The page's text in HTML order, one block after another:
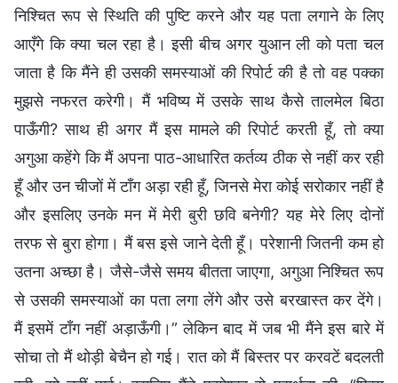
निश्चित रूप से स्थिति की पुष्टि करने और यह पता लगाने के लिए
आएँगे कि क्या चल रहा है। इसी बीच अगर युआन ली को पता चल
जाता है कि मैंने ही उसकी समस्याओं की रिपोर्ट की है तो वह पक्का
मुझसे नफरत करेगी। मैं भविष्य में उसके साथ कैसे तालमेल बिठा
पाऊँगी? साथ ही अगर मैं इस मामले की रिपोर्ट करती हूँ, तो क्या
अगुआ कहेंगे कि मैं अपना पाठ-आधारित कर्तव्य ठीक से नहीं कर रही
हूँ और उन चीजों में टाँग अड़ा रही हूँ, जिनसे मेरा कोई सरोकार नहीं है
और इसलिए उनके मन में मेरी बुरी छवि बनेगी? यह मेरे लिए दोनों
तरफ से बुरा होगा। मैं बस इसे जाने देती हूँ। परेशानी जितनी कम हो
उतना अच्छा है। जैसे-जैसे समय बीतता जाएगा, अगुआ निश्चित रूप
से उसकी समस्याओं का पता लगा लेंगे और उसे बरखास्त कर देंगे।
मैं इसमें टॉंग नहीं अड़ाऊँगी।” लेकिन बाद में जब भी मैंने इस बारे में
सोचा तो मैं थोड़ी बेचैन हो गई। रात को मैं बिस्तर पर करवटें बदलती